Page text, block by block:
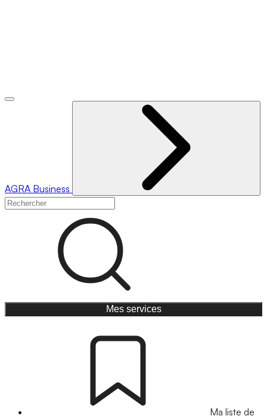
AGRA Business
Mes services
Ma liste de